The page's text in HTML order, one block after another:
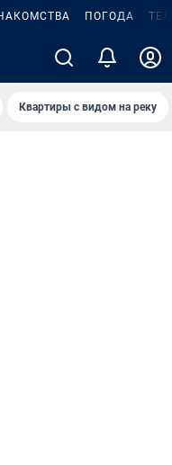
ПОГОДА
Квартиры с видом на реку